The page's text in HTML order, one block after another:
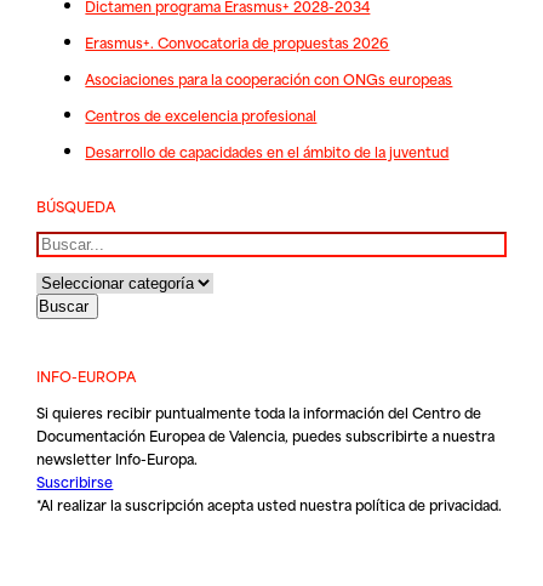
Dictamen programa Erasmus+ 2028-2034
Erasmus+. Convocatoria de propuestas 2026
Asociaciones para la cooperación con ONGs europeas
Centros de excelencia profesional
Desarrollo de capacidades en el ámbito de la juventud
BÚSQUEDA
Buscar
INFO-EUROPA
Si quieres recibir puntualmente toda la información del Centro de
Documentación Europea de Valencia, puedes subscribirte a nuestra
newsletter Info-Europa.
Suscribirse
*Al realizar la suscripción acepta usted nuestrapolítica de privacidad.